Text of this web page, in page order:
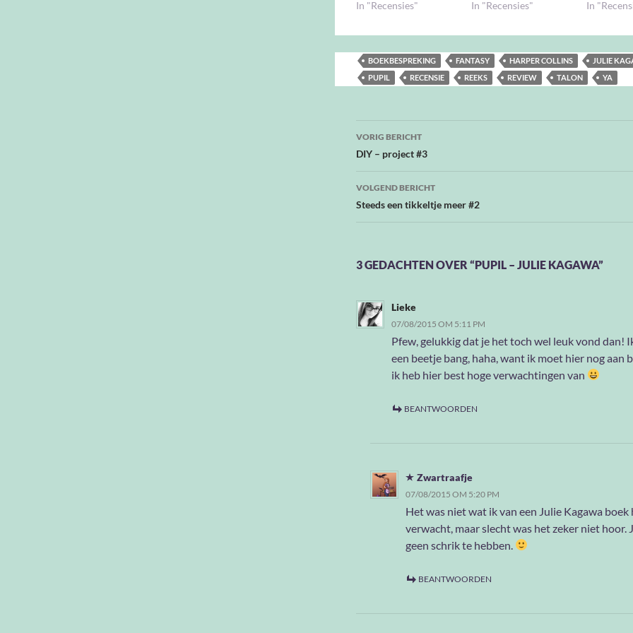
In "Recensies"
In "Recensies"
In
BOEKBESPREKING FANTASY HARPER COLLINS
JULIE
PUPIL
RECENSIE REEKS REVIEW TALON YA
Bericht
navigatie
VORIG BERICHT
DIY – project #3
VOLGEND BERICHT
Steeds een tikkeltje meer #2
3 GEDACHTEN OVER “PUPIL – JULIE KAGAWA”
Lieke
07/08/2015 OM 5:11 PM
Pfew, gelukkig dat je het toch wel leuk vond dan!
een beetje bang, haha, want ik moet hier nog aan
ik heb hier best hoge verwachtingen van
BEANTWOORDEN
Zwartraafje
07/08/2015 OM 5:20 PM
Het was niet wat ik van een Julie Kagawa boek
verwacht, maar slecht was het zeker niet hoor.
geen schrik te hebben.
BEANTWOORDEN